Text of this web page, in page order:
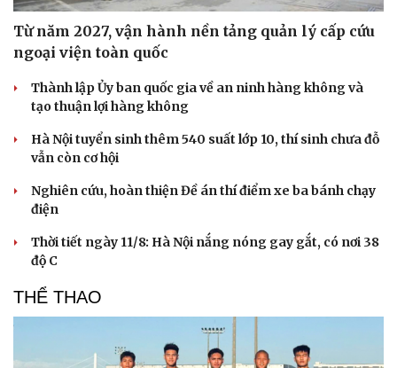
Từ năm 2027, vận hành nền tảng quản lý cấp cứu
ngoại viện toàn quốc
Thành lập Ủy ban quốc gia về an ninh hàng không và
tạo thuận lợi hàng không
Hà Nội tuyển sinh thêm 540 suất lớp 10, thí sinh chưa đỗ
vẫn còn cơ hội
Nghiên cứu, hoàn thiện Đề án thí điểm xe ba bánh chạy
điện
Thời tiết ngày 11/8: Hà Nội nắng nóng gay gắt, có nơi 38
độ C
THỂ THAO